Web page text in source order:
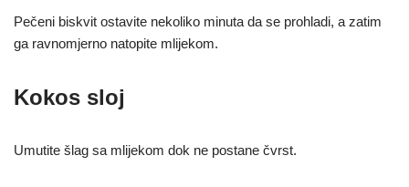
Pečeni biskvit ostavite nekoliko minuta da se prohladi, a zatim
ga ravnomjerno natopite mlijekom.
Kokos sloj
Umutite šlag sa mlijekom dok ne postane čvrst.